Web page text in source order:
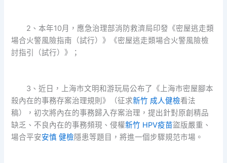
2、本年10月，應急治理部消防救濟局印發《密屋逃走類
場合火警風險指南（試行）》《密屋逃走類場合火警風險檢
討指引（試行）》；
3、近日，上海市文明和游玩局公布了《上海市密屋腳本
殺內在的事務存案治理規則》（征求新竹 成人健檢看法
稿），初次將內在的事務歸入存案治理，提出針對原創精品
缺乏、不良內在的事務頻現、侵權新竹 HPV疫苗盜版嚴重、
場合平安安慎 健檢隱患等題目，將進一個步驟規范市場。